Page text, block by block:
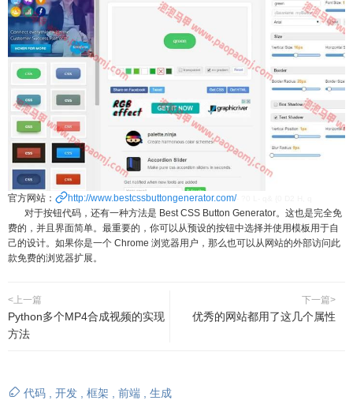
官方网站： http://www.bestcssbuttongenerator.com/
对于按钮代码，还有一种方法是 Best CSS Button Generator。这也是完全免
费的，并且界面简单。最重要的，你可以从预设的按钮中选择并使用模板用于自
己的设计。如果你是一个 Chrome 浏览器用户，那么也可以从网站的外部访问此
款免费的浏览器扩展。
<上一篇
Python多个MP4合成视频的实现
方法
下一篇>
优秀的网站都用了这几个属性
代码 开发 框架 前端 生成